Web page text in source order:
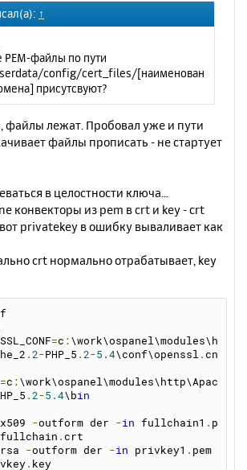
↑
файлы по пути
config/cert_files/[наименован
присутсвуют?
файлы лежат. Пробовал уже и пути
файлы прописать - не стартует
в целостности ключа...
конвекторы из pem в crt и key - crt
privatekey в ошибку вываливает как
crt нормально отрабатывает, key
=c : \work\ospanel\modules\h
. 2-PHP_5 . 2-5.4\conf\openssl . cn
=c : \work\ospanel\modules\http\Apac
. 2-5.4\bin
-outform der -in fullchain1 . p
fullchain . crt
-outform der -in privkey1 .
. key